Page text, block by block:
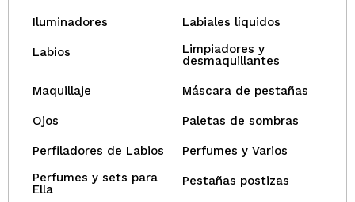
Iluminadores Labiales líquidos
Labios
Limpiadores y
desmaquillantes
Maquillaje Máscara de pestañas
Ojos Paletas de sombras
Perfiladores de Labios
Perfumes y Varios
Perfumes y sets para
Ella
Pestañas postizas